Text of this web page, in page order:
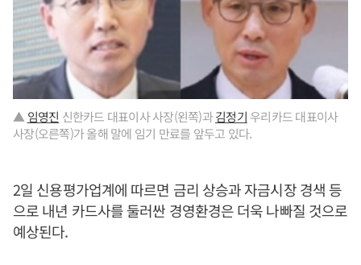
▲ 임영진 신한카드 대표이사 사장(왼쪽)과김정기 우리카드 대표이사
사장(오른쪽)가 올해 말에 임기 만료를 앞두고 있다.
2일 신용평가업계에 따르면 금리 상승과 자금시장 경색 등
으로 내년 카드사를 둘러싼 경영환경은 더욱 나빠질 것으로
예상된다.